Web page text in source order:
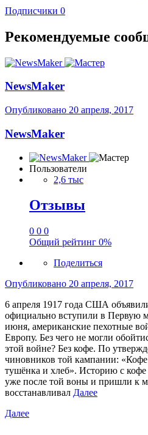
Подписчики 0
Рекомендуемые
NewsMaker
Опубликовано 20 апреля, 2017
NewsMaker
Пользователи
2,6 тыс
Отзывы
0 0 0
Общий рейтинг 0%
Поделиться
Опубликовано 20 апреля, 2017
6 апреля 1917 года США
официально вступили в Первую
июня, американские пехотные
Европу. Без чего не могли
этой войне? Без кофе. По
чиновников той кампании:
тушёнка и хлеб». Историю с кофе
уже после той воны и пришли к
восстанавливал Далее
Далее